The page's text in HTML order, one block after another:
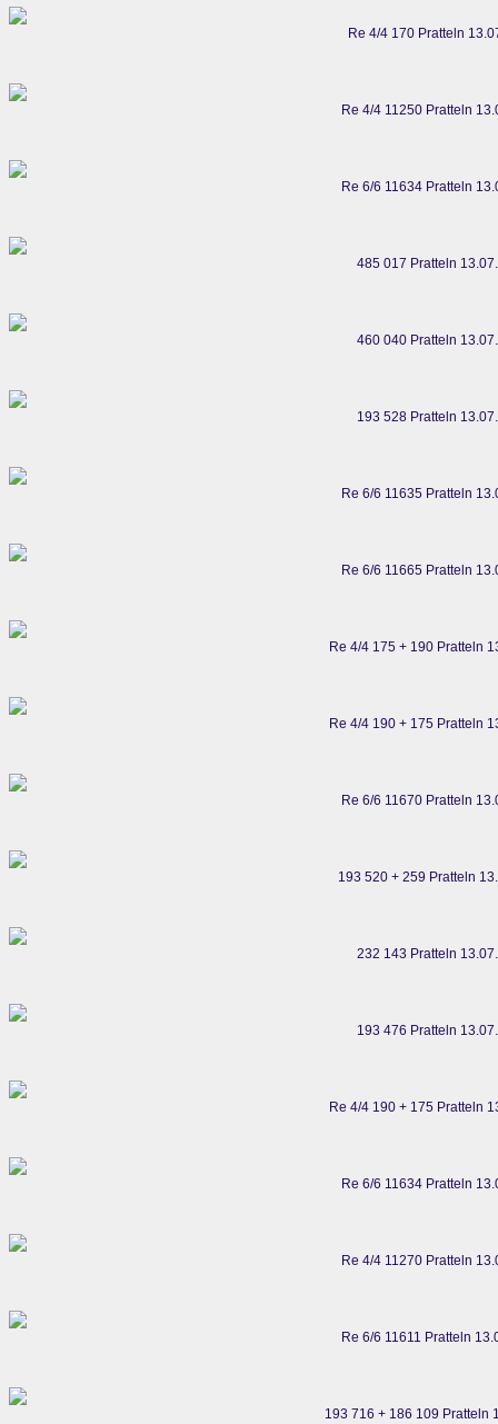
Re 4/4 170 Pratteln
Re 4/4 11250 Pratteln
Re 6/6 11634 Pratteln
485 017 Pratteln
460 040 Pratteln
193 528 Pratteln
Re 6/6 11635 Pratteln
Re 6/6 11665 Pratteln
Re 4/4 175 + 190 Pratteln
Re 4/4 190 + 175 Pratteln
Re 6/6 11670 Pratteln
193 520 + 259 Pratteln
232 143 Pratteln
193 476 Pratteln
Re 4/4 190 + 175 Pratteln
Re 6/6 11634 Pratteln
Re 4/4 11270 Pratteln
Re 6/6 11611 Pratteln
193 716 + 186 109 Pratteln